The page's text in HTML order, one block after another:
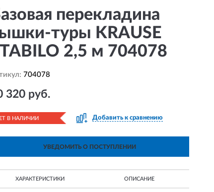
перекладина
туры KRAUSE
2,5 м 704078
704078
320 руб.
В НАЛИЧИИ Добавить к сравнению
УВЕДОМИТЬ О ПОСТУПЛЕНИИ
ХАРАКТЕРИСТИКИ ОПИСАНИЕ